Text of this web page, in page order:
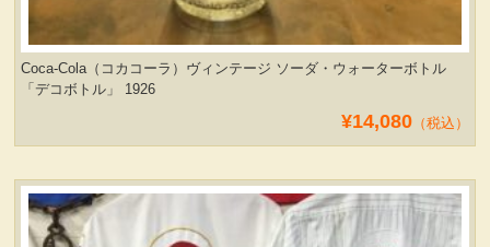
Coca-Cola（コカコーラ）ヴィンテージ ソーダ・ウォーターボトル
「デコボトル」 1926
¥14,080（税込）